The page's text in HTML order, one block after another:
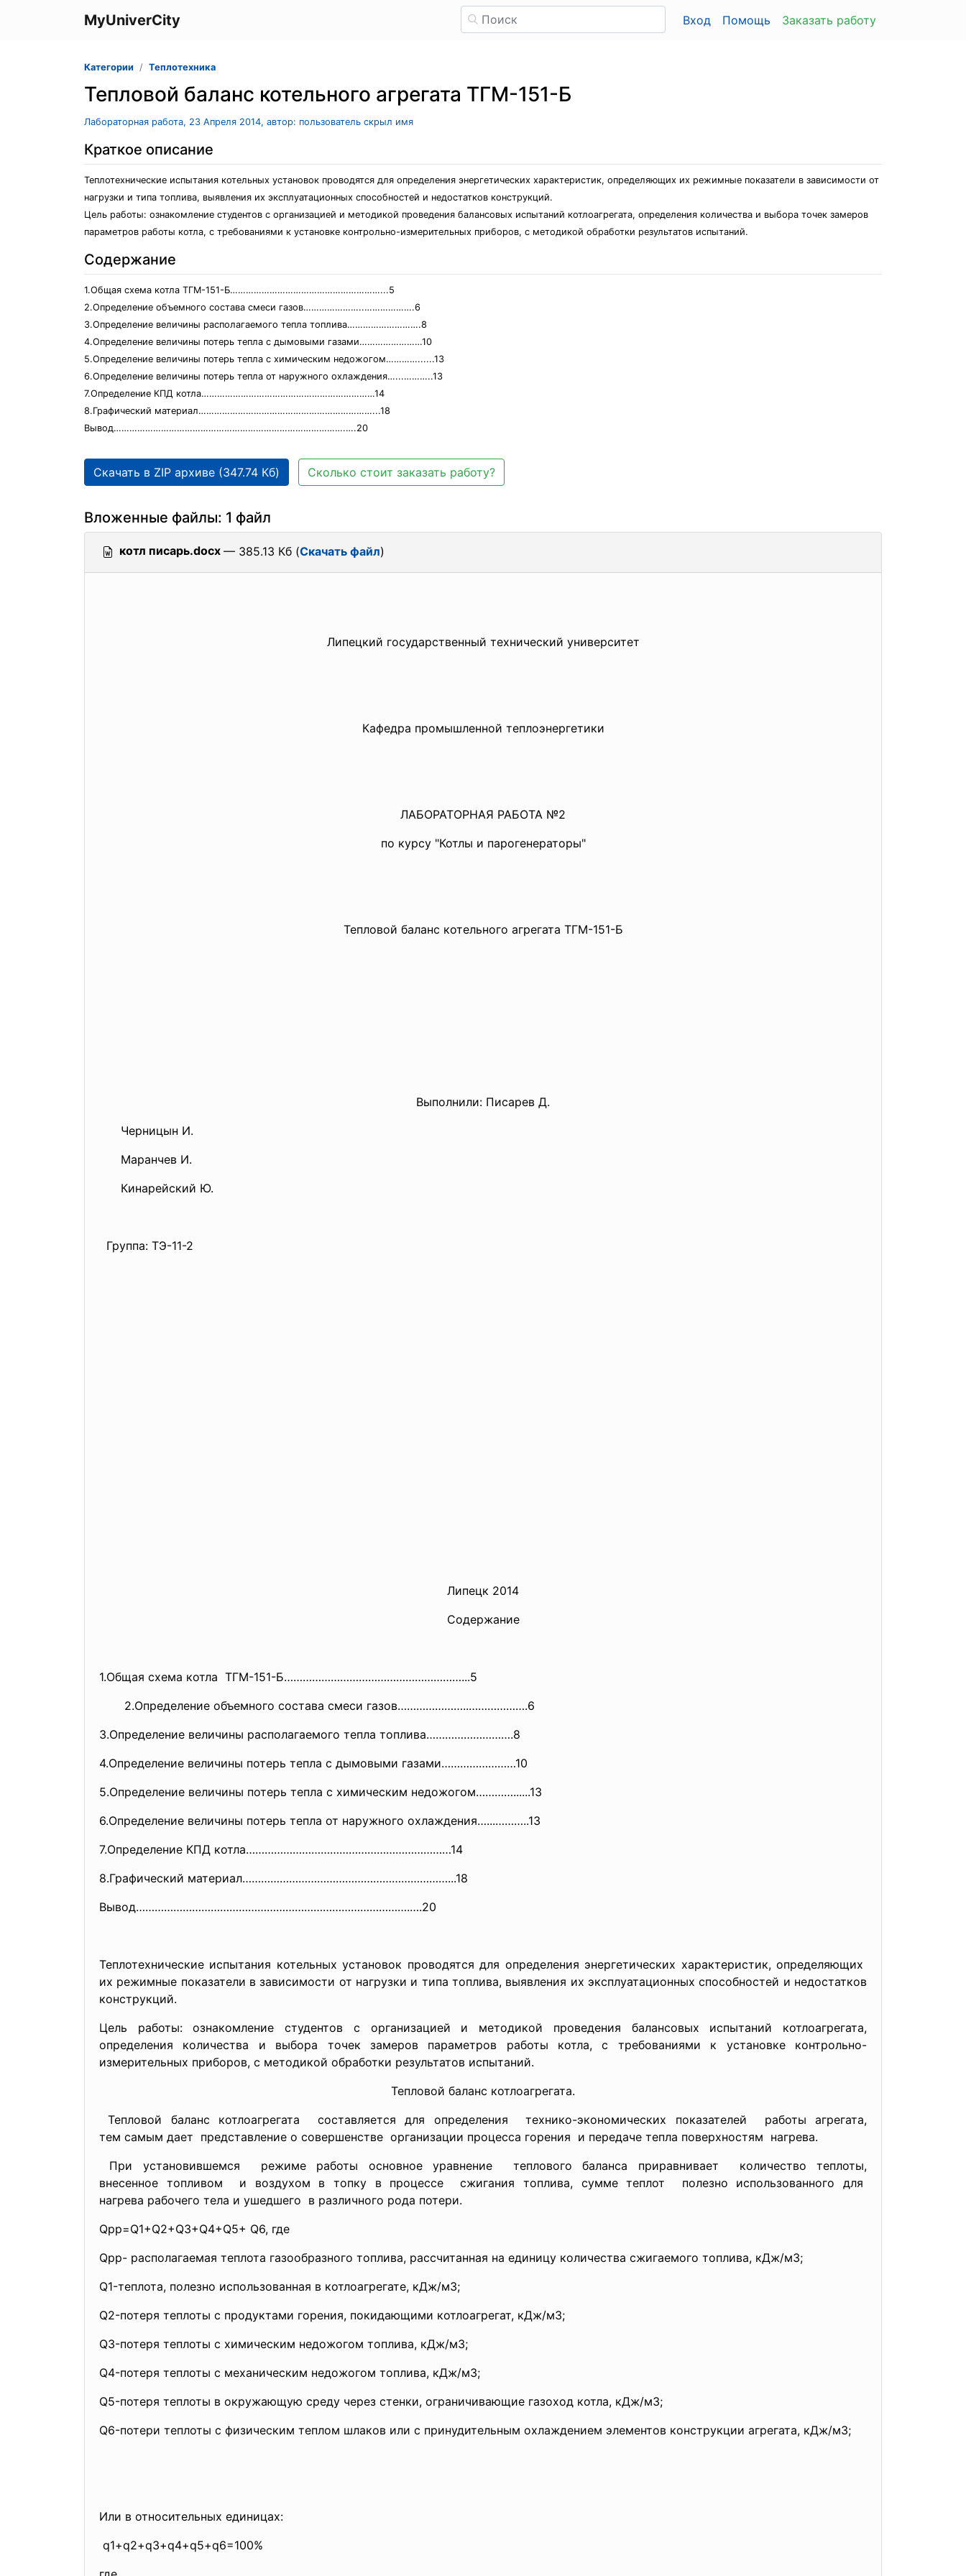
MyUniverCity Вход Помощь Заказать работу
Категории Теплотехника
Тепловой баланс котельного агрегата ТГМ-151-Б
Лабораторная работа, 23 Апреля 2014, автор: пользователь скрыл имя
Краткое описание
Теплотехнические испытания котельных установок проводятся для определения энергетических характеристик, определяющих их режимные показатели в зависимости от
нагрузки и типа топлива, выявления их эксплуатационных способностей и недостатков конструкций.
Цель работы: ознакомление студентов с организацией и методикой проведения балансовых испытаний котлоагрегата, определения количества и выбора точек замеров
параметров работы котла, с требованиями к установке контрольно-измерительных приборов, с методикой обработки результатов испытаний.
Содержание
1.Общая схема котла ТГМ-151-Б…………………………………………………...5
2.Определение объемного состава смеси газов…………………..……………….6
3.Определение величины располагаемого тепла топлива……………………….8
4.Определение величины потерь тепла с дымовыми газами……………………10
5.Определение величины потерь тепла с химическим недожогом…………......13
6.Определение величины потерь тепла от наружного охлаждения…...………..13
7.Определение КПД котла…………………………………………………………14
8.Графический материал…………………………………………………………...18
Вывод…………………………………………………………………………….….20
Скачать в ZIP архиве (347.74 Кб) Сколько стоит заказать работу?
Вложенные файлы: 1 файл
котл писарь.docx — 385.13 Кб (Скачать файл)
Липецкий государственный технический университет
Кафедра промышленной теплоэнергетики
ЛАБОРАТОРНАЯ РАБОТА №2
по курсу "Котлы и парогенераторы"
Тепловой баланс котельного агрегата ТГМ-151-Б
Выполнили: Писарев Д.
Черницын И.
Маранчев И.
Кинарейский Ю.
Группа: ТЭ-11-2
Липецк 2014
Содержание
1.Общая схема котла ТГМ-151-Б…………………………………………………...5
2.Определение объемного состава смеси газов…………………..……………….6
3.Определение величины располагаемого тепла топлива……………………….8
4.Определение величины потерь тепла с дымовыми газами……………………10
5.Определение величины потерь тепла с химическим недожогом…………......13
6.Определение величины потерь тепла от наружного охлаждения…...………..13
7.Определение КПД котла…………………………………………………………14
8.Графический материал…………………………………………………………...18
Вывод…………………………………………………………………………….….20
Теплотехнические испытания котельных установок проводятся для определения энергетических характеристик, определяющих
их режимные показатели в зависимости от нагрузки и типа топлива, выявления их эксплуатационных способностей и недостатков
конструкций.
Цель работы: ознакомление студентов с организацией и методикой проведения балансовых испытаний котлоагрегата,
определения количества и выбора точек замеров параметров работы котла, с требованиями к установке контрольно-
измерительных приборов, с методикой обработки результатов испытаний.
Тепловой баланс котлоагрегата.
Тепловой баланс котлоагрегата составляется для определения технико-экономических показателей работы агрегата,
тем самым дает представление о совершенстве организации процесса горения и передаче тепла поверхностям нагрева.
При установившемся режиме работы основное уравнение теплового баланса приравнивает количество теплоты,
внесенное топливом и воздухом в топку в процессе сжигания топлива, сумме теплот полезно использованного для
нагрева рабочего тела и ушедшего в различного рода потери.
Qpp=Q1+Q2+Q3+Q4+Q5+ Q6, где
Qpp- располагаемая теплота газообразного топлива, рассчитанная на единицу количества сжигаемого топлива, кДж/м3;
Q1-теплота, полезно использованная в котлоагрегате, кДж/м3;
Q2-потеря теплоты с продуктами горения, покидающими котлоагрегат, кДж/м3;
Q3-потеря теплоты с химическим недожогом топлива, кДж/м3;
Q4-потеря теплоты с механическим недожогом топлива, кДж/м3;
Q5-потеря теплоты в окружающую среду через стенки, ограничивающие газоход котла, кДж/м3;
Q6-потери теплоты с физическим теплом шлаков или с принудительным охлаждением элементов конструкции агрегата, кДж/м3;
Или в относительных единицах:
q1+q2+q3+q4+q5+q6=100%